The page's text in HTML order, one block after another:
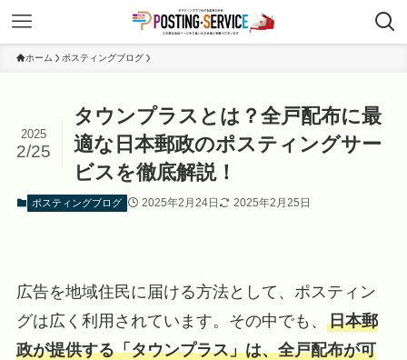
ホーム ポスティングブログ
タウンプラスとは？全戸配布に最
適な日本郵政のポスティングサー
ビスを徹底解説！
2025
2/25
ポスティングブログ 2025年2月24日 2025年2月25日
広告を地域住民に届ける方法として、ポスティン
グは広く利用されています。その中でも、 日本郵
政が提供する「タウンプラス」は、全戸配布が可